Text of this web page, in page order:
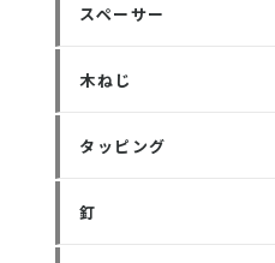
スペーサー
木ねじ
タッピング
釘